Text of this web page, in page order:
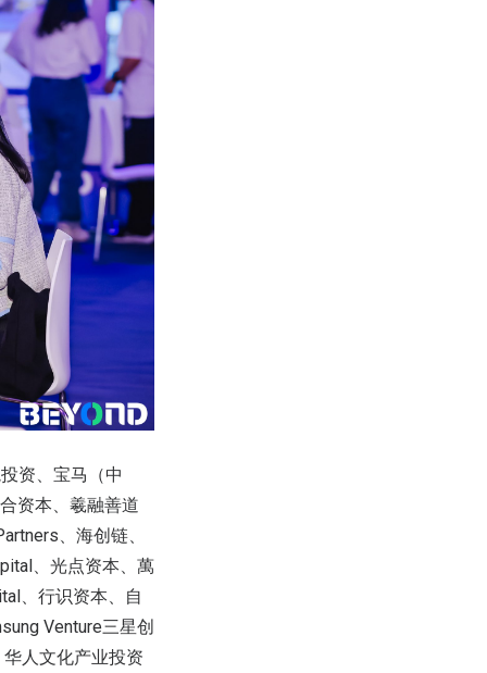
资、宝马（中
资本、羲融善道
、海创链、
、光点资本、萬
、行识资本、自
Venture三星创
华人文化产业投资